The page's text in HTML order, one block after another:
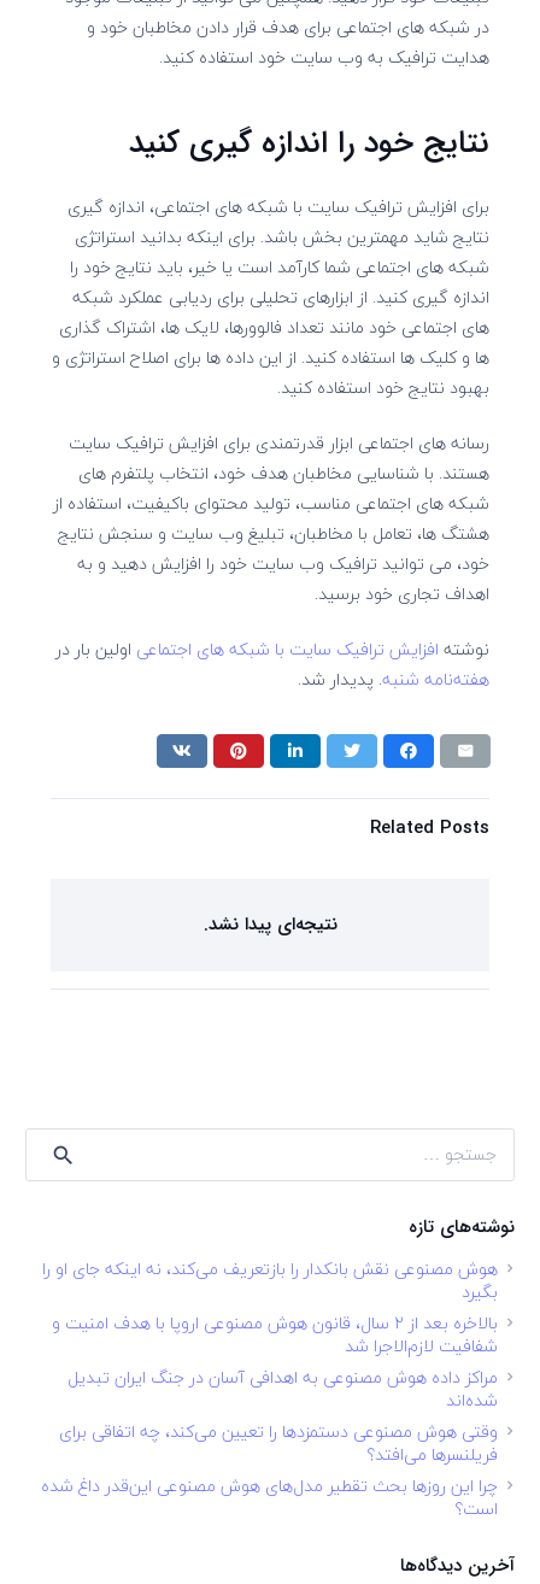
در شبکه های اجتماعی برای هدف قرار دادن مخاطبان خود و
هدایت ترافیک به وب سایت خود استفاده کنید.
نتایج خود را اندازه گیری کنید
برای افزایش ترافیک سایت با شبکه های اجتماعی، اندازه گیری
نتایج شاید مهمترین بخش باشد. برای اینکه بدانید استراتژی
شبکه های اجتماعی شما کارآمد است یا خیر، باید نتایج خود را
اندازه گیری کنید. از ابزارهای تحلیلی برای ردیابی عملکرد شبکه
های اجتماعی خود مانند تعداد فالوورها، لایک ها، اشتراک گذاری
ها و کلیک ها استفاده کنید. از این داده ها برای اصلاح استراتژی و
بهبود نتایج خود استفاده کنید.
رسانه های اجتماعی ابزار قدرتمندی برای افزایش ترافیک سایت
هستند. با شناسایی مخاطبان هدف خود، انتخاب پلتفرم های
شبکه های اجتماعی مناسب، تولید محتوای باکیفیت، استفاده از
هشتگ ها، تعامل با مخاطبان، تبلیغ وب سایت و سنجش نتایج
خود، می توانید ترافیک وب سایت خود را افزایش دهید و به
اهداف تجاری خود برسید.
نوشته افزایش ترافیک سایت با شبکه های اجتماعی اولین بار در
هفته‌نامه شنبه. پدیدار شد.
Related Posts
نتیجه‌ای پیدا نشد.
برای:
نوشته‌های تازه
هوش مصنوعی نقش بانکدار را بازتعریف می‌کند، نه اینکه جای او را
بگیرد
بالاخره بعد از ۲ سال، قانون هوش مصنوعی اروپا با هدف امنیت و
شفافیت لازم‌الاجرا شد
مراکز داده هوش مصنوعی به اهدافی آسان در جنگ ایران تبدیل
شده‌اند
وقتی هوش مصنوعی دستمزدها را تعیین می‌کند، چه اتفاقی برای
فریلنسرها می‌افتد؟
چرا این روزها بحث تقطیر مدل‌های هوش مصنوعی این‌قدر داغ شده
است؟
آخرین دیدگاه‌ها